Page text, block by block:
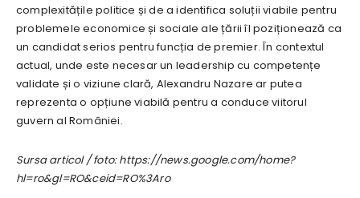
complexitățile politice și de a identifica soluții viabile pentru
problemele economice și sociale ale țării îl poziționează ca
un candidat serios pentru funcția de premier. În contextul
actual, unde este necesar un leadership cu competențe
validate și o viziune clară, Alexandru Nazare ar putea
reprezenta o opțiune viabilă pentru a conduce viitorul
guvern al României.
Sursa articol / foto: https://news.google.com/home?
hl=ro&gl=RO&ceid=RO%3Aro